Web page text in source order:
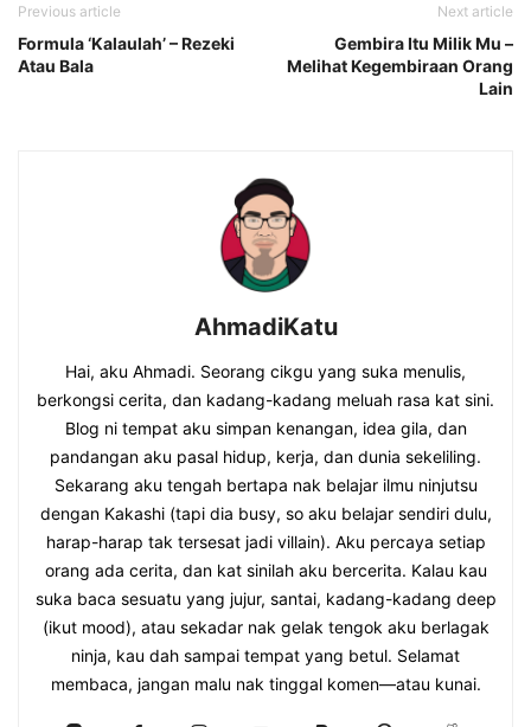
Previous article
Formula ‘Kalaulah’ – Rezeki
Atau Bala
Next article
Gembira Itu Milik Mu –
Melihat Kegembiraan Orang
Lain
AhmadiKatu
Hai, aku Ahmadi. Seorang cikgu yang suka menulis,
berkongsi cerita, dan kadang-kadang meluah rasa kat sini.
Blog ni tempat aku simpan kenangan, idea gila, dan
pandangan aku pasal hidup, kerja, dan dunia sekeliling.
Sekarang aku tengah bertapa nak belajar ilmu ninjutsu
dengan Kakashi (tapi dia busy, so aku belajar sendiri dulu,
harap-harap tak tersesat jadi villain). Aku percaya setiap
orang ada cerita, dan kat sinilah aku bercerita. Kalau kau
suka baca sesuatu yang jujur, santai, kadang-kadang deep
(ikut mood), atau sekadar nak gelak tengok aku berlagak
ninja, kau dah sampai tempat yang betul. Selamat
membaca, jangan malu nak tinggal komen—atau kunai.